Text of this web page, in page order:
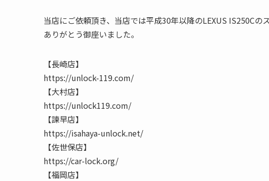
当店にご依頼頂き、当店では平成30年以降のLEXUS IS250Cの
ありがとう御座いました。
【長崎店】
https://unlock-119.com/
【大村店】
https://unlock119.com/
【諫早店】
https://isahaya-unlock.net/
【佐世保店】
https://car-lock.org/
【福岡店】